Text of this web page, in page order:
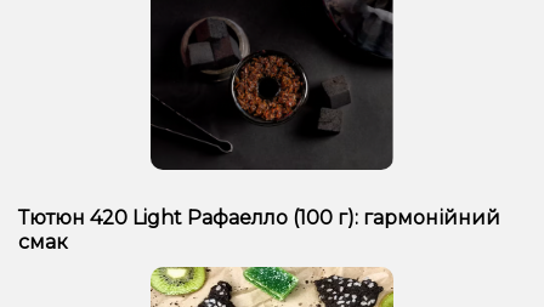
Тютюн 420 Light Рафаелло (100 г): гармонійний
смак